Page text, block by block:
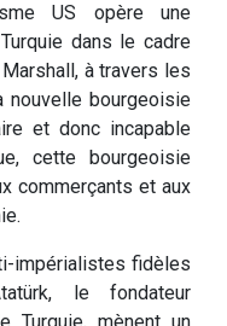
US opère une
dans le cadre
à travers les
nouvelle bourgeoisie
et donc incapable
cette bourgeoisie
commerçants et aux
impérialistes fidèles
le fondateur